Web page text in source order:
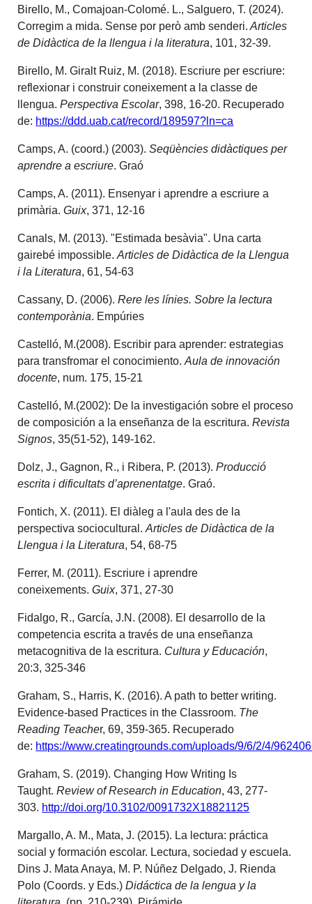
Birello, M., Comajoan-Colomé. L., Salguero, T. (2024).
Corregim a mida. Sense por però amb senderi. Articles
de Didàctica de la llengua i la literatura, 101, 32-39.
Birello, M. Giralt Ruiz, M. (2018). Escriure per escriure:
reflexionar i construir coneixement a la classe de
llengua.Perspectiva Escolar, 398, 16-20. Recuperado
de: https://ddd.uab.cat/record/189597?ln=ca
Camps, A. (coord.) (2003).Seqüències didàctiques per
aprendre a escriure. Graó
Camps, A. (2011). Ensenyar i aprendre a escriure a
primària.Guix, 371, 12-16
Canals, M. (2013). "Estimada besàvia". Una carta
gairebé impossible.Articles de Didàctica de la Llengua
i la Literatura, 61, 54-63
Cassany, D. (2006).Rere les línies. Sobre la lectura
contemporània. Empúries
Castelló, M.(2008). Escribir para aprender: estrategias
para transfromar el conocimiento.Aula de innovación
docente, num. 175, 15-21
Castelló, M.(2002): De la investigación sobre el proceso
de composición a la enseñanza de la escritura.Revista
Signos, 35(51-52), 149-162.
Dolz, J., Gagnon, R., i Ribera, P. (2013).Producció
escrita i dificultats d’aprenentatge. Graó.
Fontich, X. (2011). El diàleg a l'aula des de la
perspectiva sociocultural.Articles de Didàctica de la
Llengua i la Literatura, 54, 68-75
Ferrer, M. (2011). Escriure i aprendre
coneixements.Guix, 371, 27-30
Fidalgo, R., García, J.N. (2008). El desarrollo de la
competencia escrita a través de una enseñanza
metacognitiva de la escritura. Cultura y Educación,
20:3, 325-346
Graham, S., Harris, K. (2016). A path to better writing.
Evidence-based Practices in the Classroom. The
Reading Teacher, 69, 359-365. Recuperado
de: https://www.creatingrounds.com/uploads/9/6/2/4/
Graham, S. (2019). Changing How Writing Is
Taught.Review of Research in Education, 43, 277-
303. http://doi.org/10.3102/0091732X18821125
Margallo, A. M., Mata, J. (2015). La lectura: práctica
social y formación escolar. Lectura, sociedad y escuela.
Dins J. Mata Anaya, M. P. Núñez Delgado, J. Rienda
Polo (Coords. y Eds.)Didáctica de la lengua y la